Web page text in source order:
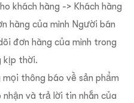
khách hàng -> Khách hàng
hàng của mình Người bán
đơn hàng của mình trong
kịp thời.
thông báo về sản phẩm
và trả lời tin nhắn của